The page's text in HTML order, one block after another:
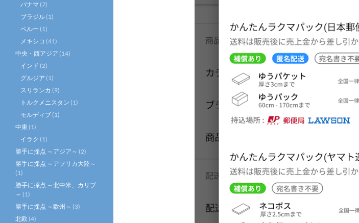
パナマ (7)
ブラジル (1)
ペルー (1)
メキシコ (41)
中央・西アジア (14)
インド (2)
グルジア (1)
スリランカ (9)
トルクメニスタン (1)
モルディブ (1)
中東 (1)
イラク (1)
勝手に採点 ～アジア～ (2)
勝手に採点 ～アフリカ大陸～
(1)
勝手に採点 ～北中米、カリブ
～ (1)
勝手に採点 ～欧州～ (3)
北欧 (4)